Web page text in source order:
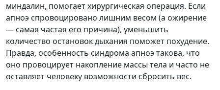
миндалин, помогает хирургическая операция. Если
апноэ спровоцировано лишним весом (а ожирение
— самая частая его причина), уменьшить
количество остановок дыхания поможет похудение.
Правда, особенность синдрома апноэ такова, что
оно провоцирует накопление массы тела и часто не
оставляет человеку возможности сбросить вес.